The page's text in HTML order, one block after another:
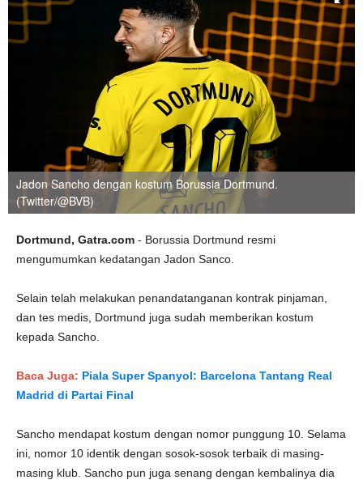
Jadon Sancho dengan kostum Borussia Dortmund.
(Twitter/@BVB)
Dortmund, Gatra.com - Borussia Dortmund resmi
mengumumkan kedatangan Jadon Sanco.
Selain telah melakukan penandatanganan kontrak pinjaman,
dan tes medis, Dortmund juga sudah memberikan kostum
kepada Sancho.
Baca Juga: Piala Super Spanyol: Barcelona Tantang Real
Madrid di Partai Final
Sancho mendapat kostum dengan nomor punggung 10. Selama
ini, nomor 10 identik dengan sosok-sosok terbaik di masing-
masing klub. Sancho pun juga senang dengan kembalinya dia